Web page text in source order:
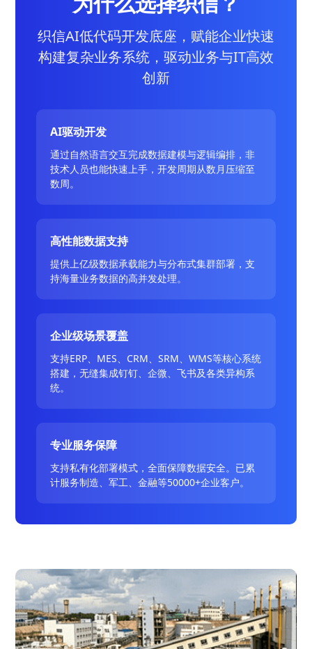
织信AI低代码开发底座，赋能企业快速
构建复杂业务系统，驱动业务与IT高效
创新
AI驱动开发
通过自然语言交互完成数据建模与逻辑编排，非
技术人员也能快速上手，开发周期从数月压缩至
数周。
高性能数据支持
提供上亿级数据承载能力与分布式集群部署，支
持海量业务数据的高并发处理。
企业级场景覆盖
支持ERP、MES、CRM、SRM、WMS等核心系统
搭建，无缝集成钉钉、企微、飞书及各类异构系
统。
专业服务保障
支持私有化部署模式，全面保障数据安全。已累
计服务制造、军工、金融等50000+企业客户。